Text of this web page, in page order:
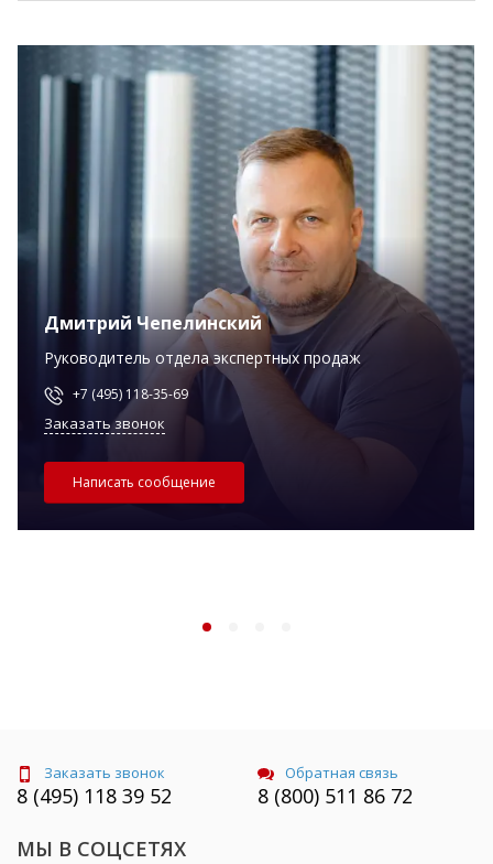
Дмитрий Чепелинский
Руководитель отдела экспертных продаж
+7 (495) 118-35-69
Заказать звонок
Написать сообщение
Заказать звонок
8 (495) 118 39 52
Обратная связь
8 (800) 511 86 72
МЫ В СОЦСЕТЯХ